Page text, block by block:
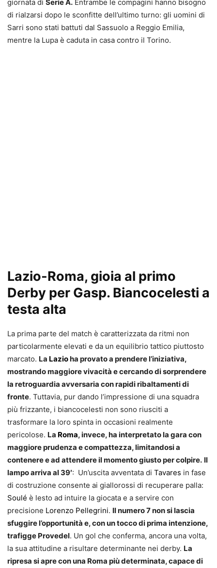
giornata di Serie A. Entrambe le compagini hanno bisogno
di rialzarsi dopo le sconfitte dell’ultimo turno: gli uomini di
Sarri sono stati battuti dal Sassuolo a Reggio Emilia,
mentre la Lupa è caduta in casa contro il Torino.
Lazio-Roma, gioia al primo
Derby per Gasp. Biancocelesti a
testa alta
La prima parte del match è caratterizzata da ritmi non
particolarmente elevati e da un equilibrio tattico piuttosto
marcato. La Lazioha provato a prendere l’iniziativa,
mostrando maggiore vivacità e cercando di sorprendere
la retroguardia avversaria con rapidi ribaltamenti di
fronte. Tuttavia, pur dando l’impressione di una squadra
più frizzante, i biancocelesti non sono riusciti a
trasformare la loro spinta in occasioni realmente
pericolose. La Roma, invece, ha interpretato la gara con
maggiore prudenza e compattezza, limitandosi a
contenere e ad attendere il momento giusto per colpire. Il
lampo arriva al 39′: Un’uscita avventata di Tavares in fase
di costruzione consente ai giallorossi di recuperare palla:
Soulé è lesto ad intuire la giocata e a servire con
precisione Lorenzo Pellegrini. Il numero 7 non si lascia
sfuggire l’opportunità e, con un tocco di prima intenzione,
trafigge Provedel. Un gol che conferma, ancora una volta,
la sua attitudine a risultare determinante nei derby. La
ripresa si apre con una Roma più determinata, capace di